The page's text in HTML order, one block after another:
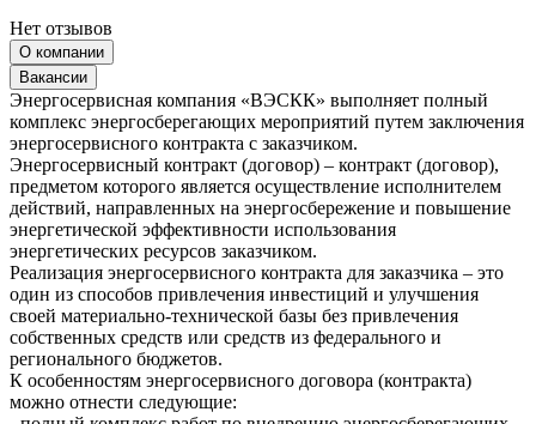
Нет отзывов
О компании
Вакансии
Энергосервисная компания «ВЭСКК» выполняет полный
комплекс энергосберегающих мероприятий путем заключения
энергосервисного контракта с заказчиком.
Энергосервисный контракт (договор) – контракт (договор),
предметом которого является осуществление исполнителем
действий, направленных на энергосбережение и повышение
энергетической эффективности использования
энергетических ресурсов заказчиком.
Реализация энергосервисного контракта для заказчика – это
один из способов привлечения инвестиций и улучшения
своей материально-технической базы без привлечения
собственных средств или средств из федерального и
регионального бюджетов.
К особенностям энергосервисного договора (контракта)
можно отнести следующие: